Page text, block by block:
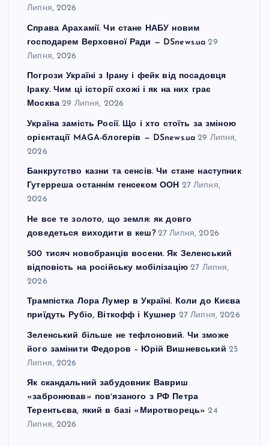
Липня, 2026
Справа Арахамії. Чи стане НАБУ новим
господарем Верховної Ради — DSnews.ua 29
Липня, 2026
Погрози Україні з Ірану і фейк від посадовця
Іраку. Чим ці історії схожі і як на них грає
Москва 29 Липня, 2026
Україна замість Росії. Що і хто стоїть за зміною
орієнтації MAGA-блогерів — DSnews.ua 29 Липня,
2026
Банкрутство казни та сенсів. Чи стане наступник
Гутерреша останнім генсеком ООН 27 Липня,
2026
Не все те золото, що земля: як довго
доведеться виходити в кеш? 27 Липня, 2026
500 тисяч новобранців восени. Як Зеленський
відповість на російську мобілізацію 27 Липня,
2026
Трампістка Лора Лумер в Україні. Коли до Києва
приїдуть Рубіо, Віткофф і Кушнер 27 Липня, 2026
Зеленський більше не тефлоновий. Чи зможе
його замінити Федоров – Юрій Вишневський 25
Липня, 2026
Як скандальний забудовник Вавриш
«забронював» повʼязаного з РФ Петра
Терентьєва, який в базі «Миротворець» 24
Липня, 2026